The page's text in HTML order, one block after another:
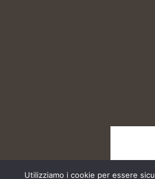
Utilizziamo i cookie per essere